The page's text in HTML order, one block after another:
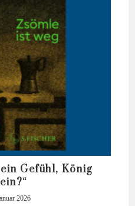
Gefühl, König
2026